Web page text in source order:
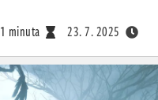
1 minuta 23. 7. 2025